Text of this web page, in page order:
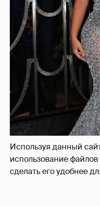
Используя данный
использование
сделать его удобнее